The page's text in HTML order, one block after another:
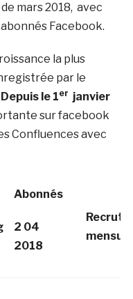
mars 2018, avec
Facebook.
la plus
par le
Depuis le 1er janvier
sur facebook
Confluences avec
Abonnés
2 04
2018